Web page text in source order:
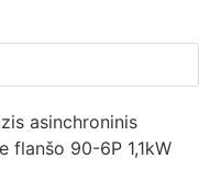
asinchroninis
flanšo 90-6P 1,1kW